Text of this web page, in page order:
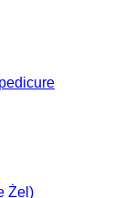
Żel)